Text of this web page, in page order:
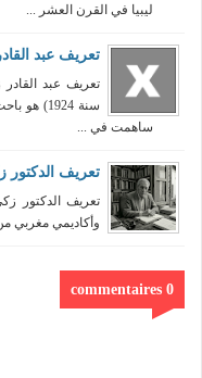
ليبيا في القرن العشر ...
تعريف عبد
تعريف عبد
سنة
ساهمت في ...
تعريف
تعريف الدكتور
وأكاديمي مغربي من مواليد سنة 1930،
0 commentaires